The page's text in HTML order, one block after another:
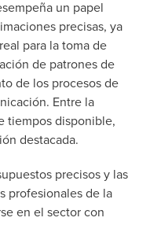
un papel
precisas, ya
para la toma de
de patrones de
de los procesos de
Entre la
tiempos disponible,
destacada.
precisos y las
profesionales de la
en el sector con